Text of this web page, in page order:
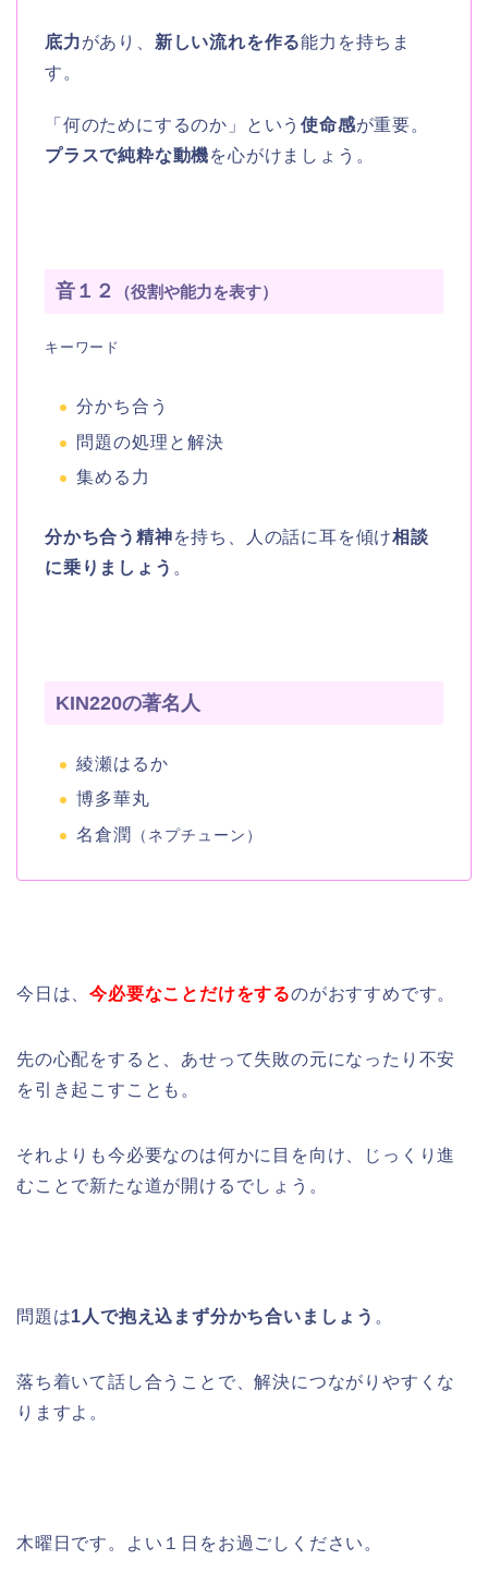
底力があり、 新しい流れを作る能力を持ちま
す。
「何のためにするのか」という使命感が重要。
プラスで純粋な動機を心がけましょう。
音１２ （役割や能力を表す）
キーワード
分かち合う
問題の処理と解決
集める力
分かち合う精神を持ち、人の話に耳を傾け相談
に乗りましょう 。
KIN220の著名人
綾瀬はるか
博多華丸
名倉潤
（ネプチューン）
今日は、今必要なことだけをするのがおすすめです。
先の心配をすると、あせって失敗の元になったり不安
を引き起こすことも。
それよりも今必要なのは何かに目を向け、じっくり進
むことで新たな道が開けるでしょう。
問題は1人で抱え込まず分かち合いましょう 。
落ち着いて話し合うことで、解決につながりやすくな
りますよ。
木曜日です。よい１日をお過ごしください。